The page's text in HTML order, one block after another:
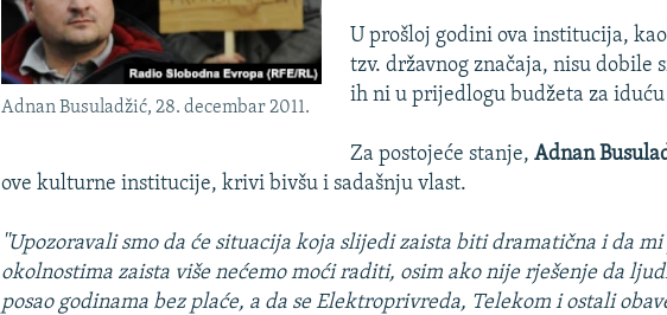
Adnan Busuladžić, 28. decembar 2011.
U prošloj godini ova institucija,
tzv. državnog značaja, nisu dobile
ih ni u prijedlogu budžeta za
Za postojeće stanje, Adnan
ove kulturne institucije, krivi bivšu i sadašnju vlast.
''Upozoravali smo da će situacija koja slijedi zaista biti dramatična i da
okolnostima zaista više nećemo moći raditi, osim ako nijerješenje da
posao godinama bez plaće, a da se Elektroprivreda, Telekom i ostali